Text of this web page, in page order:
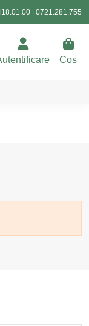
0721.281.755
Cos